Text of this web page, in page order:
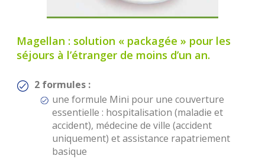
Magellan : solution « packagée » pour les
séjours à l’étranger de moins d’un an.
2 formules :
une formule Mini pour une couverture
essentielle : hospitalisation (maladie et
accident), médecine de ville (accident
uniquement) et assistance rapatriement
basique